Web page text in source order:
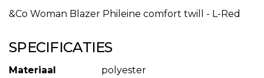
&Co Woman Blazer Phileine comfort twill - L-Red
SPECIFICATIES
Materiaal
polyester